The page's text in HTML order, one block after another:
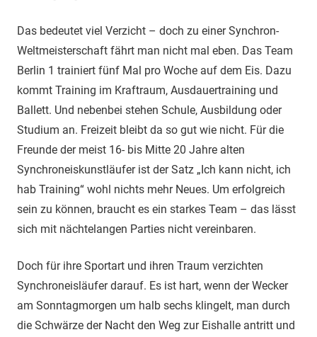
Das bedeutet viel Verzicht – doch zu einer Synchron-
Weltmeisterschaft fährt man nicht mal eben. Das Team
Berlin 1 trainiert fünf Mal pro Woche auf dem Eis. Dazu
kommt Training im Kraftraum, Ausdauertraining und
Ballett. Und nebenbei stehen Schule, Ausbildung oder
Studium an. Freizeit bleibt da so gut wie nicht. Für die
Freunde der meist 16- bis Mitte 20 Jahre alten
Synchroneiskunstläufer ist der Satz „Ich kann nicht, ich
hab Training“ wohl nichts mehr Neues. Um erfolgreich
sein zu können, braucht es ein starkes Team – das lässt
sich mit nächtelangen Parties nicht vereinbaren.
Doch für ihre Sportart und ihren Traum verzichten
Synchroneisläufer darauf. Es ist hart, wenn der Wecker
am Sonntagmorgen um halb sechs klingelt, man durch
die Schwärze der Nacht den Weg zur Eishalle antritt und